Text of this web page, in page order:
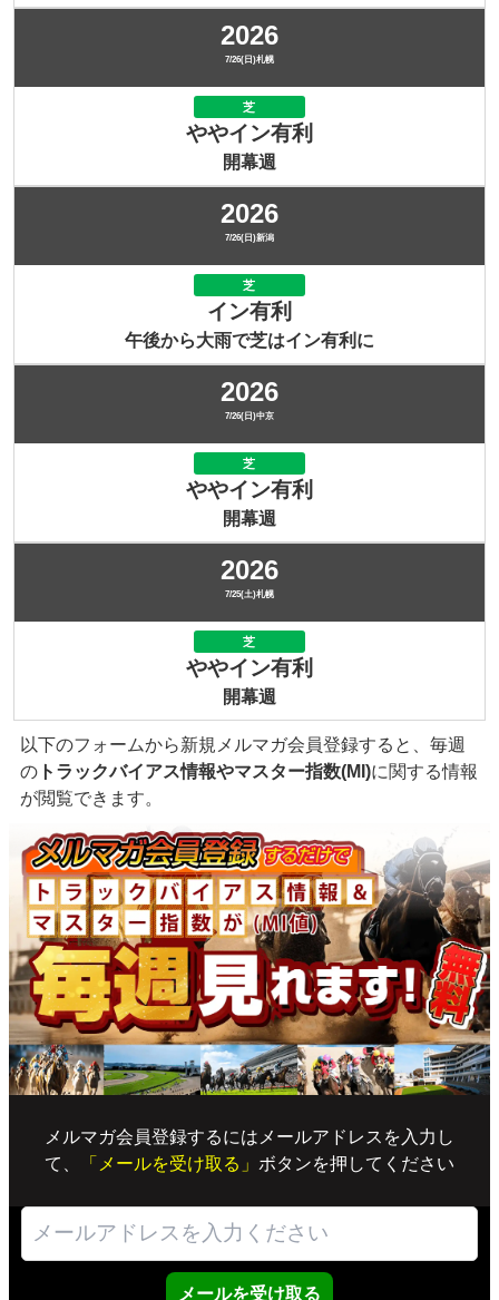
2026
7/26(日)札幌
芝
ややイン有利
開幕週
2026
7/26(日)新潟
芝
イン有利
午後から大雨で芝はイン有利に
2026
7/26(日)中京
芝
ややイン有利
開幕週
2026
7/25(土)札幌
芝
ややイン有利
開幕週
以下のフォームから新規メルマガ会員登録すると、毎週
の トラックバイアス情報やマスター指数(MI)に関する情報
が閲覧できます。
メルマガ会員登録するにはメールアドレスを入力し
て、
「メールを受け取る」 ボタンを押してください